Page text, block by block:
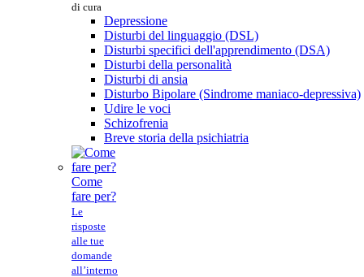
di cura
Depressione
Disturbi del linguaggio (DSL)
Disturbi specifici dell'apprendimento (DSA)
Disturbi della personalità
Disturbi di ansia
Disturbo Bipolare (Sindrome maniaco-depressiva)
Udire le voci
Schizofrenia
Breve storia della psichiatria
Come
fare per?
Le
risposte
alle tue
domande
all’interno